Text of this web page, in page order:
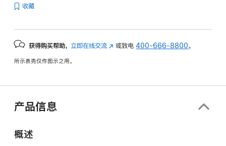
收藏
获得购买帮助， 立即在线交流 (在
中
或致电400-666-8800 。
所示表壳仅作图示之用。
产品信息
概述